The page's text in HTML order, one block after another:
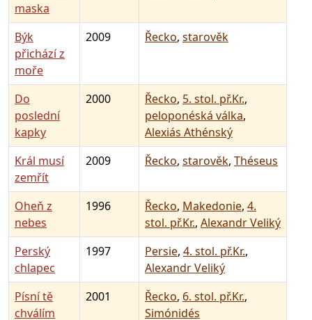
maska
Býk
přichází z
moře
2009 Řecko, starověk
Do
poslední
kapky
2000 Řecko, 5. stol. př.Kr.,
peloponéská válka,
Alexiás Athénský
Král musí
zemřít
2009 Řecko, starověk, Théseus
Oheň z
nebes
1996 Řecko, Makedonie, 4.
stol. př.Kr., Alexandr Veliký
Perský
chlapec
1997 Persie, 4. stol. př.Kr.,
Alexandr Veliký
Písní tě
chválím
2001 Řecko, 6. stol. př.Kr.,
Simónidés